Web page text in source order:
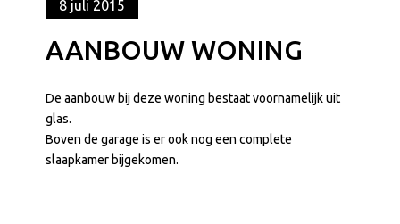
8 juli 2015
AANBOUW WONING
De aanbouw bij deze woning bestaat voornamelijk uit
glas.
Boven de garage is er ook nog een complete
slaapkamer bijgekomen.